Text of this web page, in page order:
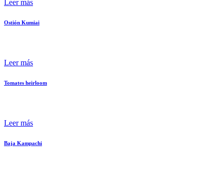
Leer más
Ostión Kumiai
Leer más
Tomates heirloom
Leer más
Baja Kampachi